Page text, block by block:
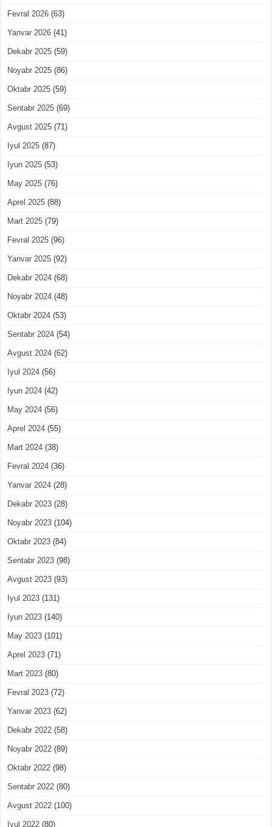
Fevral 2026 (63)
Yanvar 2026 (41)
Dekabr 2025 (59)
Noyabr 2025 (86)
Oktabr 2025 (59)
Sentabr 2025 (69)
Avgust 2025 (71)
Iyul 2025 (87)
Iyun 2025 (53)
May 2025 (76)
Aprel 2025 (88)
Mart 2025 (79)
Fevral 2025 (96)
Yanvar 2025 (92)
Dekabr 2024 (68)
Noyabr 2024 (48)
Oktabr 2024 (53)
Sentabr 2024 (54)
Avgust 2024 (62)
Iyul 2024 (56)
Iyun 2024 (42)
May 2024 (56)
Aprel 2024 (55)
Mart 2024 (38)
Fevral 2024 (36)
Yanvar 2024 (28)
Dekabr 2023 (28)
Noyabr 2023 (104)
Oktabr 2023 (84)
Sentabr 2023 (98)
Avgust 2023 (93)
Iyul 2023 (131)
Iyun 2023 (140)
May 2023 (101)
Aprel 2023 (71)
Mart 2023 (80)
Fevral 2023 (72)
Yanvar 2023 (62)
Dekabr 2022 (58)
Noyabr 2022 (89)
Oktabr 2022 (98)
Sentabr 2022 (80)
Avgust 2022 (100)
Iyul 2022 (80)